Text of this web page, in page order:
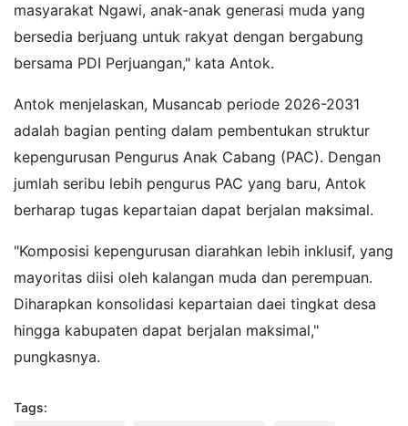
masyarakat Ngawi, anak-anak generasi muda yang
bersedia berjuang untuk rakyat dengan bergabung
bersama PDI Perjuangan," kata Antok.
Antok menjelaskan, Musancab periode 2026-2031
adalah bagian penting dalam pembentukan struktur
kepengurusan Pengurus Anak Cabang (PAC). Dengan
jumlah seribu lebih pengurus PAC yang baru, Antok
berharap tugas kepartaian dapat berjalan maksimal.
"Komposisi kepengurusan diarahkan lebih inklusif, yang
mayoritas diisi oleh kalangan muda dan perempuan.
Diharapkan konsolidasi kepartaian daei tingkat desa
hingga kabupaten dapat berjalan maksimal,"
pungkasnya.
Tags: